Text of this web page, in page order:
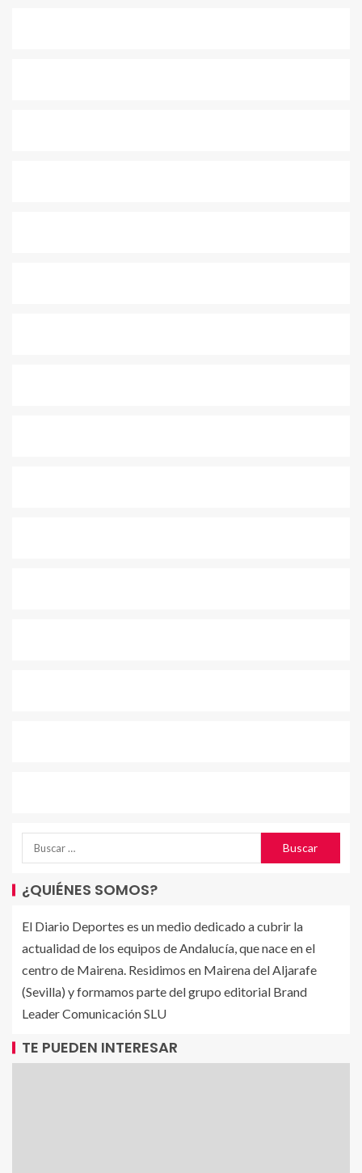
¿QUIÉNES SOMOS?
El Diario Deportes es un medio dedicado a cubrir la
actualidad de los equipos de Andalucía, que nace en el
centro de Mairena. Residimos en Mairena del Aljarafe
(Sevilla) y formamos parte del grupo editorial Brand
Leader Comunicación SLU
TE PUEDEN INTERESAR